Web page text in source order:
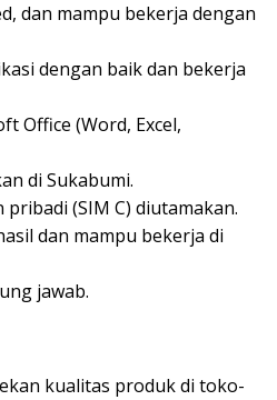
dan mampu bekerja dengan
dengan baik dan bekerja
Office (Word, Excel,
di Sukabumi.
(SIM C) diutamakan.
dan mampu bekerja di
jawab.
kualitas produk di toko-